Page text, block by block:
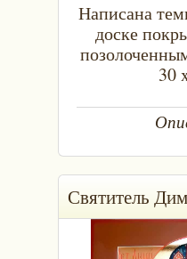
Написана
доске
30
Святитель